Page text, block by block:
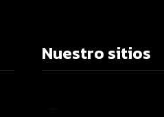
Nuestro sitios